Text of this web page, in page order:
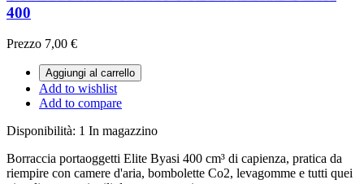
400
Prezzo 7,00 €
Aggiungi al carrello
Add to wishlist
Add to compare
Disponibilità: 1 In magazzino
Borraccia portaoggetti Elite Byasi 400 cm³ di capienza, pratica da
riempire con camere d'aria, bombolette Co2, levagomme e tutti quei